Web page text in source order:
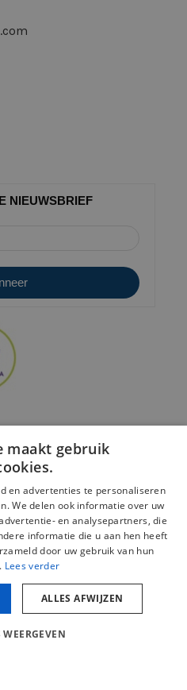
NIEUWSBRIEF
kennisgeving
maakt gebruik
en advertenties te personaliseren
We delen ook informatie over uw
en analysepartners, die
informatie die u aan hen heeft
door uw gebruik van hun
Lees verder
ALLES AFWIJZEN